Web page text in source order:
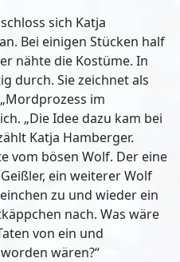
sich Katja
Bei einigen Stücken half
nähte die Kostüme. In
durch. Sie zeichnet als
im
„Die Idee dazu kam bei
Katja Hamberger.
vom bösen Wolf. Der eine
ein weiterer Wolf
zu und wieder ein
nach. Was wäre
von ein und
wären?“